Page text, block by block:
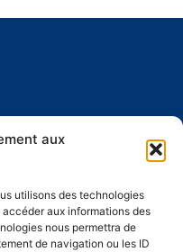
aux
utilisons des technologies
aux informations des
nous permettra de
de navigation ou les ID